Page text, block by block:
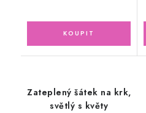
Zateplený šátek na krk,
světlý s květy